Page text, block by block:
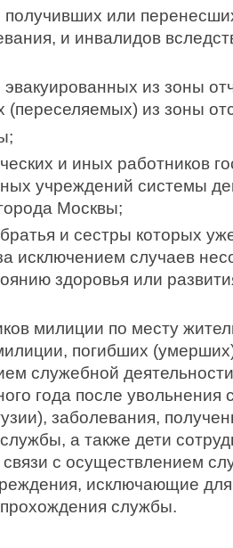
получивших или
и инвалидов
эвакуированных из зоны
(переселяемых) из зоны
и иных работников
учреждений системы
Москвы;
и сестры которых
исключением случаев
здоровья или
милиции по месту
погибших
служебной
года после увольнения
заболевания,
а также дети
с осуществлением
исключающие
службы.